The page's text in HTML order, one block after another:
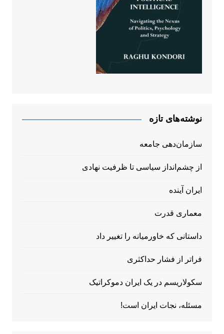
نوشته‌های تازه
سازمان‌دهی جامعه
از چشم‌انداز سیاسی تا ظرفیت نهادی
ایران آینده
معماری قدرت
داستانی که خاورمیانه را تغییر داد
فراتر از فشار حداکثری
سکولاریسم در یک ایران دموکراتیک
مسئله، نجات ایران است!